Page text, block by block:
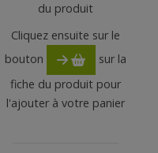
du produit
Cliquez ensuite sur le
bouton
sur la
fiche du produit pour
l'ajouter à votre panier